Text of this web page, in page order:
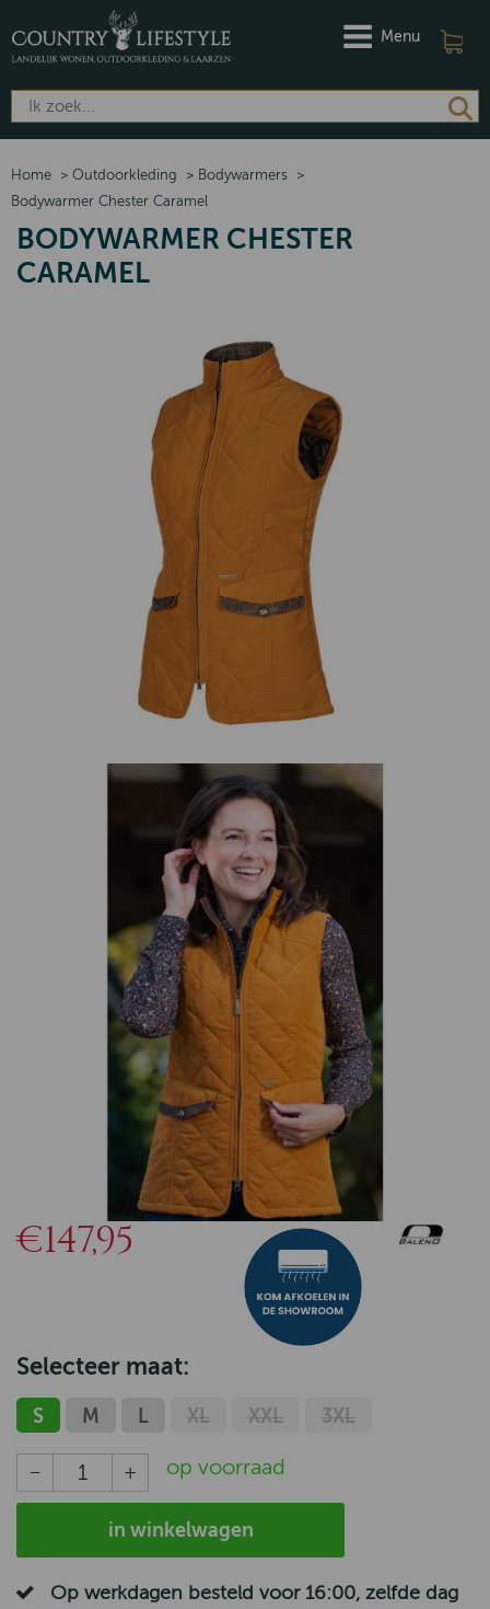
Menu
Home > Outdoorkleding > Bodywarmers
>
Bodywarmer Chester Caramel
BODYWARMER CHESTER
CARAMEL
€147,95
Selecteer maat:
S M L XL XXL 3XL
op voorraad
in winkelwagen
Op werkdagen besteld voor 16:00, zelfde dag